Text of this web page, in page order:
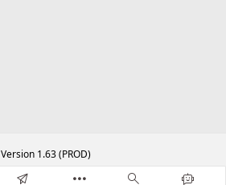
Version 1.63 (PROD)